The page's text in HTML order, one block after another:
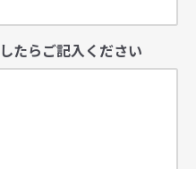
たらご記入ください